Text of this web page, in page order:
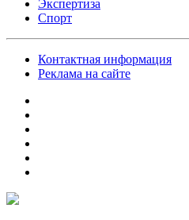
Экспертиза
Спорт
Контактная информация
Реклама на сайте